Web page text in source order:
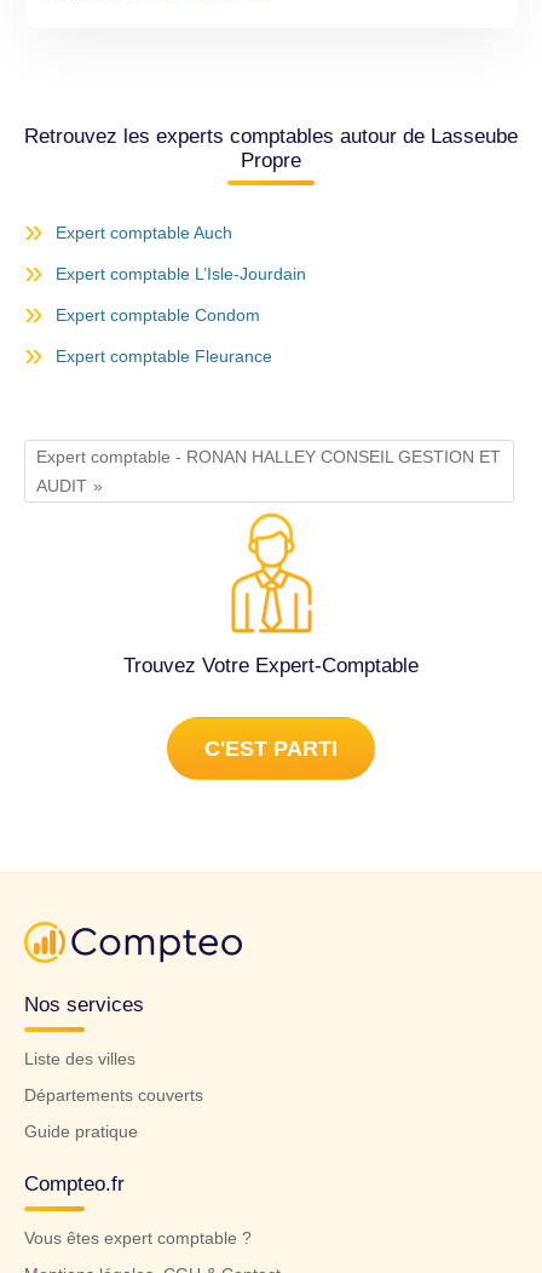
Retrouvez les experts comptables autour de Lasseube
Propre
Expert comptable Auch
Expert comptable L’Isle-Jourdain
Expert comptable Condom
Expert comptable Fleurance
Expert comptable - RONAN HALLEY CONSEIL GESTION ET
AUDIT
Trouvez Votre Expert-Comptable
C'EST PARTI
Nos services
Liste des villes
Départements couverts
Guide pratique
Compteo.fr
Vous êtes expert comptable ?